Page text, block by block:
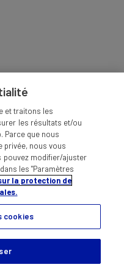
GÉNÉRALES
DES DONNÉES
et traitons les
les résultats et/ou
Parce que nous
privée, nous vous
pouvez modifier/ajuster
les "Paramètres
la protection de
cookies